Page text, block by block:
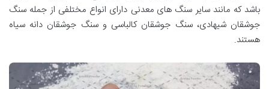
باشد که مانند سایر سنگ های معدنی دارای انواع مختلفی از جمله سنگ
جوشقان شیهادی، سنگ جوشقان کالباسی و سنگ جوشقان دانه سیاه
هستند.